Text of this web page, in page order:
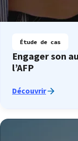
Étude de cas
Engager son
l’AFP
Découvrir